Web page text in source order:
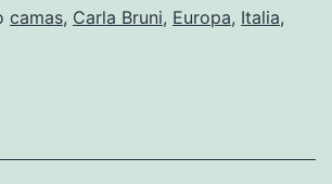
Carla
camas, Carla Bruni, Europa, Italia,